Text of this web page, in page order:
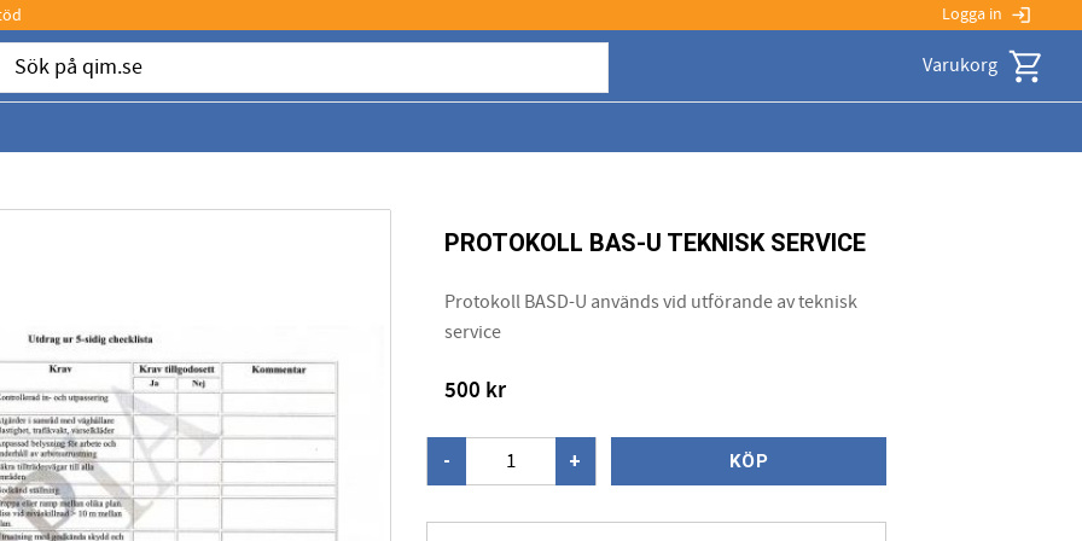
Logga in login
Kundvagn
PROTOKOLL BAS-U TEKNISK SERVICE
Protokoll BASD-U används vid utförande av teknisk
service
500 kr
+
- KÖP